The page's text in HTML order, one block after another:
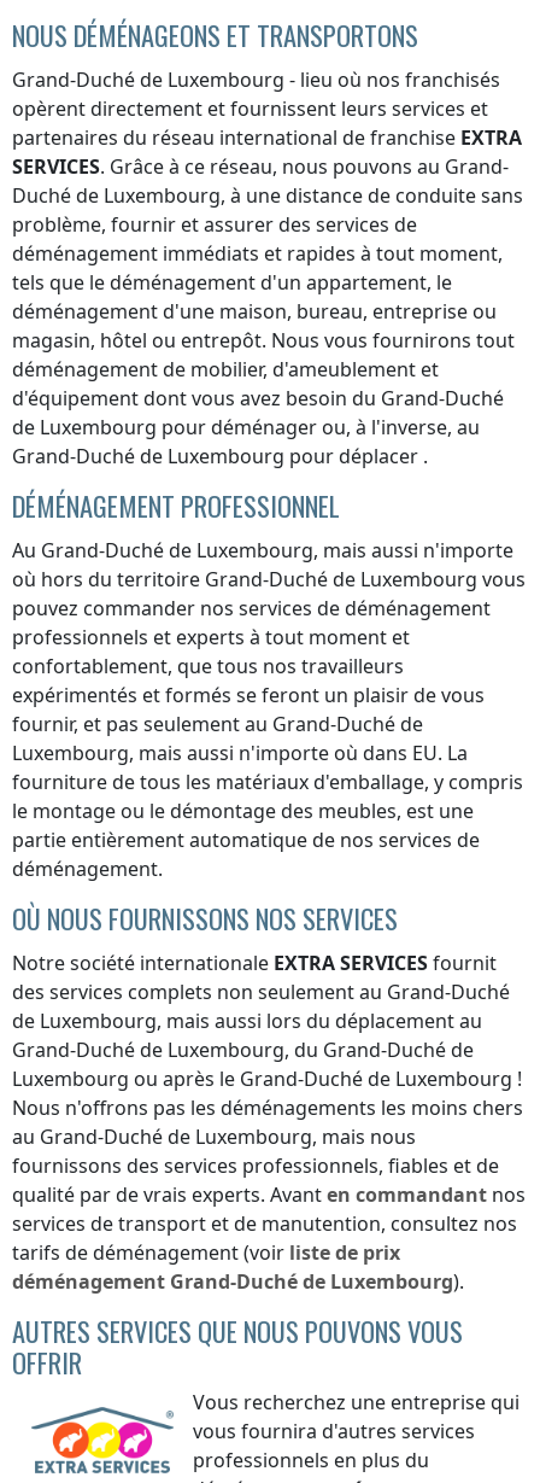
NOUS DÉMÉNAGEONS ET TRANSPORTONS
Grand-Duché de Luxembourg - lieu où nos franchisés
opèrent directement et fournissent leurs services et
partenaires du réseau international de franchise EXTRA
SERVICES. Grâce à ce réseau, nous pouvons au Grand-
Duché de Luxembourg, à une distance de conduite sans
problème, fournir et assurer des services de
déménagement immédiats et rapides à tout moment,
tels que le déménagement d'un appartement, le
déménagement d'une maison, bureau, entreprise ou
magasin, hôtel ou entrepôt. Nous vous fournirons tout
déménagement de mobilier, d'ameublement et
d'équipement dont vous avez besoin du Grand-Duché
de Luxembourg pour déménager ou, à l'inverse, au
Grand-Duché de Luxembourg pour déplacer .
DÉMÉNAGEMENT PROFESSIONNEL
Au Grand-Duché de Luxembourg, mais aussi n'importe
où hors du territoire Grand-Duché de Luxembourg vous
pouvez commander nos services de déménagement
professionnels et experts à tout moment et
confortablement, que tous nos travailleurs
expérimentés et formés se feront un plaisir de vous
fournir, et pas seulementau Grand-Duché de
Luxembourg, mais aussi n'importe où dans EU. La
fourniture de tous les matériaux d'emballage, y compris
le montage ou le démontage des meubles, est une
partie entièrement automatique de nos services de
déménagement.
OÙ NOUS FOURNISSONS NOS SERVICES
Notre société internationale EXTRA SERVICESfournit
des services complets non seulementau Grand-Duché
de Luxembourg, mais aussi lors du déplacementau
Grand-Duché de Luxembourg, du Grand-Duché de
Luxembourg ou après le Grand-Duché de Luxembourg !
Nous n'offrons pas les déménagements les moins chers
au Grand-Duché de Luxembourg, mais nous
fournissons des services professionnels, fiables et de
qualité par de vrais experts. Avanten commandant nos
services de transport et de manutention, consultez nos
tarifs de déménagement (voir liste de prix
déménagement Grand-Duché de Luxembourg).
AUTRES SERVICES QUE NOUS POUVONS VOUS
OFFRIR
Vous recherchez une entreprise qui
vous fournira d'autres services
professionnels en plus du